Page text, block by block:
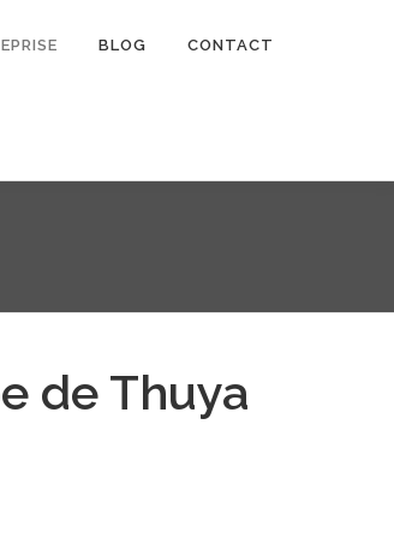
BLOG CONTACT
de Thuya